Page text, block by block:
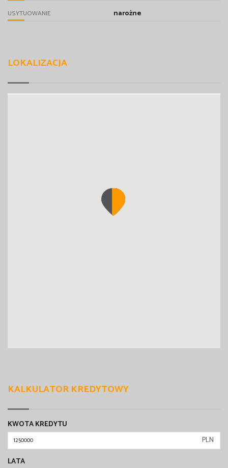
USYTUOWANIE narożne
LOKALIZACJA
KALKULATOR KREDYTOWY
KWOTA KREDYTU
PLN
LATA